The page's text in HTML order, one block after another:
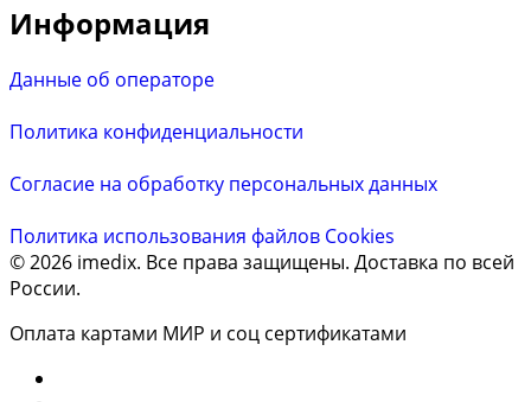
Информация
Данные об операторе
Политика конфиденциальности
Согласие на обработку персональных данных
Политика использования файлов Cookies
© 2026 imedix. Все права защищены. Доставка по всей
России.
Оплата картами МИР и соц сертификатами